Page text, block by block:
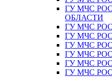
ГУ МЧС
ОБЛАСТИ
ГУ МЧС
ГУ МЧС
ГУ МЧС
ГУ МЧС
ГУ МЧС
ГУ МЧС